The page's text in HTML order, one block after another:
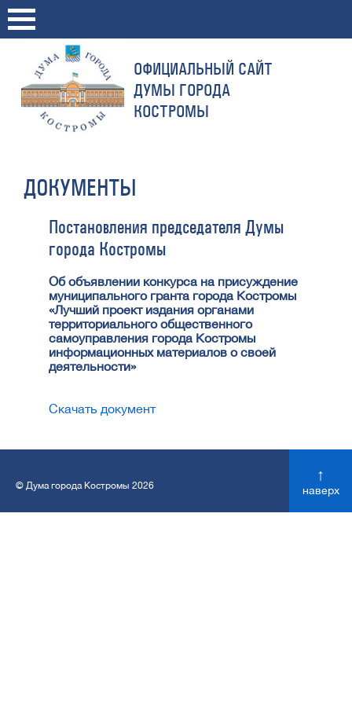
ОФИЦИАЛЬНЫЙ САЙТ
ДУМЫ ГОРОДА
КОСТРОМЫ
ДОКУМЕНТЫ
Постановления председателя Думы
города Костромы
Об объявлении конкурса на присуждение
муниципального гранта города Костромы
«Лучший проект издания органами
территориального общественного
самоуправления города Костромы
информационных материалов о своей
деятельности»
Скачать документ
© Дума города Костромы 2026
↑
наверх